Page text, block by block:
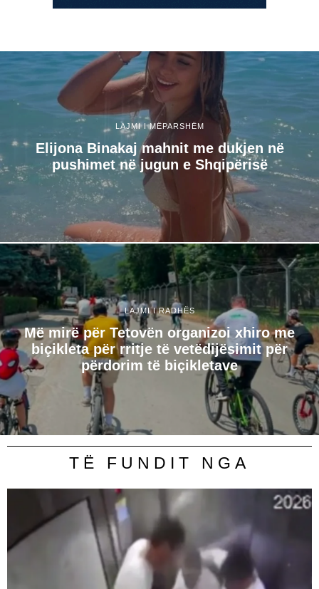
LAJMI I MËPARSHËM
Elijona Binakaj mahnit me dukjen në
pushimet në jugun e Shqipërisë
LAJMI I RADHËS
Më mirë për Tetovën organizoi xhiro me
biçikleta për rritje të vetëdijësimit për
përdorim të biçikletave
TË FUNDIT NGA